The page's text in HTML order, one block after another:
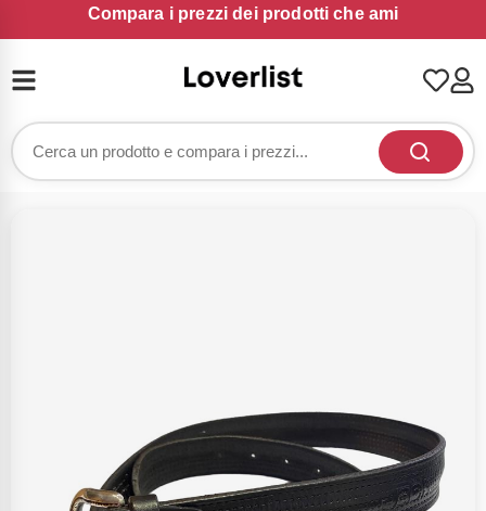
Compara i prezzi dei prodotti che ami